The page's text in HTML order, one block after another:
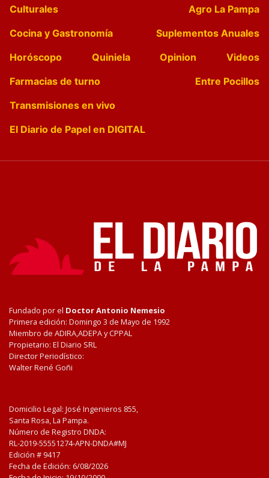
Culturales
Agro La Pampa
Cocina y Gastronomía
Suplementos Anuales
Horóscopo
Quiniela Opinion
Videos
Farmacias de turno
Entre Pocillos
Transmisiones en vivo
El Diario de Papel en DIGITAL
Fundado por el Doctor Antonio Nemesio
Primera edición: Domingo 3 de Mayo de 1992
Miembro de ADIRA,ADEPA y CPPAL
Propietario: El Diario SRL
Director Periodístico:
Walter René Goñi
Domicilio Legal: José Ingenieros 855,
Santa Rosa, La Pampa.
Número de Registro DNDA:
RL-2019-55551274-APN-DNDA#MJ
Edición # 9417
Fecha de Edición: 6/08/2026